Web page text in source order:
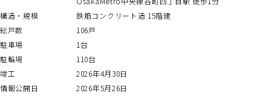
構造・規模
鉄筋コンクリート造 15階建
総戸数
106戸
駐車場
1台
駐輪場
110台
竣工
2026年4月30日
情報公開日
2026年5月26日